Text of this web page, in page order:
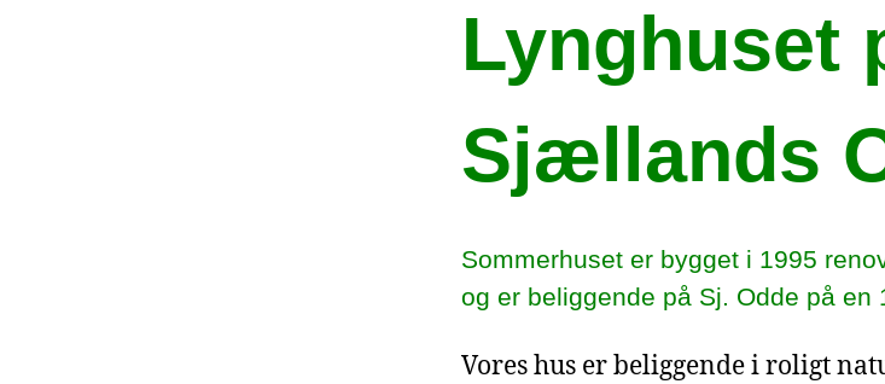
Lynghuset
Sjællands
Sommerhuset er bygget i 1995
og er beliggende på Sj. Odde på en
Vores hus er beliggende i roligt